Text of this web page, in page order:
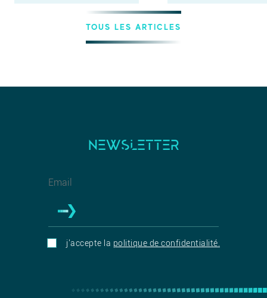
TOUS LES ARTICLES
NEWSLETTER
j'accepte la politique de confidentialité.